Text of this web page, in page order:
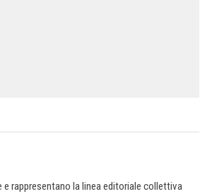
rappresentano la linea editoriale collettiva